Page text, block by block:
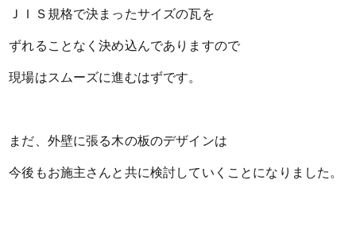
ＪＩＳ規格で決まったサイズの瓦を
ずれることなく決め込んでありますので
現場はスムーズに進むはずです。
まだ、外壁に張る木の板のデザインは
今後もお施主さんと共に検討していくことになりました。